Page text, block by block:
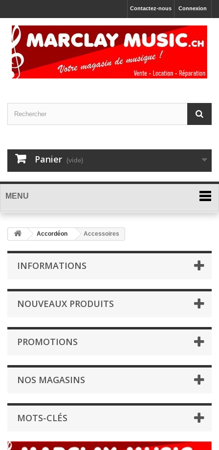
Connexion
Contactez-nous
Panier (vide)
MENU
Accordéon Accessoires
INFORMATIONS
NOUVEAUX PRODUITS
PROMOTIONS
NOS MAGASINS
MOTS-CLÉS